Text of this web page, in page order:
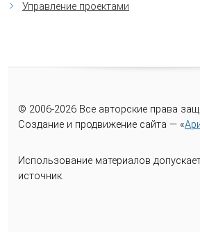
Управление проектами
© 2006-2026 Все авторские права
Создание и продвижение сайта — «
Использование материалов
источник.